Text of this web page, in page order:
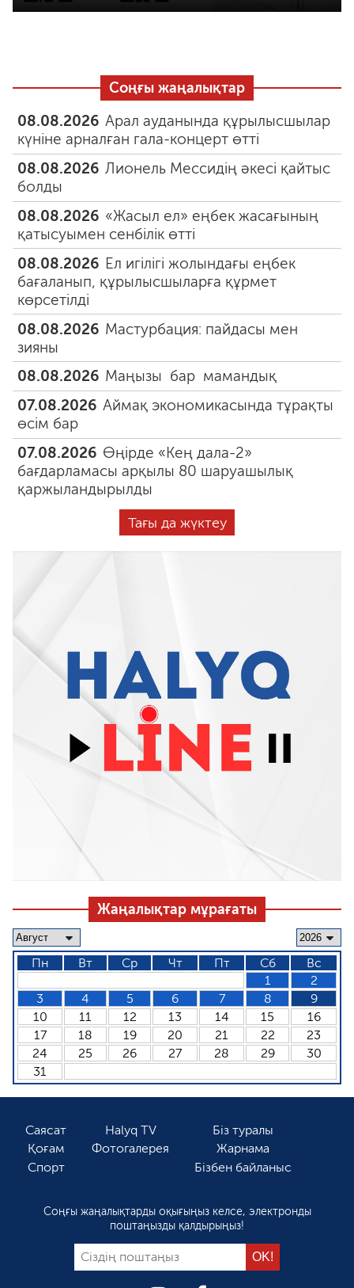
Соңғы жаңалықтар
08.08.2026 Арал ауданында құрылысшылар
күніне арналған гала-концерт өтті
08.08.2026 Лионель Мессидің әкесі қайтыс
болды
08.08.2026 «Жасыл ел» еңбек жасағының
қатысуымен сенбілік өтті
08.08.2026 Ел игілігі жолындағы еңбек
бағаланып, құрылысшыларға құрмет
көрсетілді
08.08.2026 Мастурбация: пайдасы мен
зияны
08.08.2026 Маңызы бар мамандық
07.08.2026 Аймақ экономикасында тұрақты
өсім бар
07.08.2026 Өңірде «Кең дала-2»
бағдарламасы арқылы 80 шаруашылық
қаржыландырылды
Тағы да жүктеу
Жаңалықтар мұрағаты
Пн Вт Ср Чт Пт Сб
Вс
1
2
3
4 5 6 7 8
9
10
11 12 13 14 15
16
17
18 19 20 21 22
23
24
25 26 27 28 29
30
31
Саясат
Қоғам
Спорт
Halyq TV
Фотогалерея
Біз туралы
Жарнама
Бізбен байланыс
Соңғы жаңалықтарды оқығыңыз келсе, электронды
поштаңызды қалдырыңыз!